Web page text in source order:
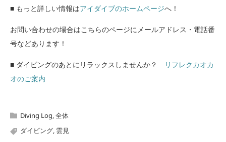
■ もっと詳しい情報はアイダイブのホームページへ！
お問い合わせの場合はこちらのページにメールアドレス・電話番
号などあります！
■ ダイビングのあとにリラックスしませんか？
リフレクカオカ
オのご案内
Diving Log,全体
ダイビング, 雲見